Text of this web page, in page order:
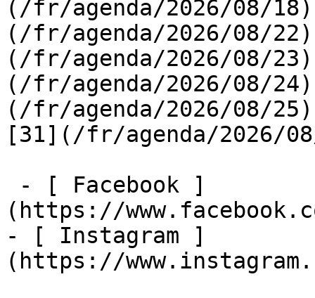
(/fr/agenda/2026/08/
(/fr/agenda/2026/08/
(/fr/agenda/2026/08/
(/fr/agenda/2026/08/
(/fr/agenda/2026/08/
[31](/fr/agenda/
(https://
- [ Instagram ]
(https://